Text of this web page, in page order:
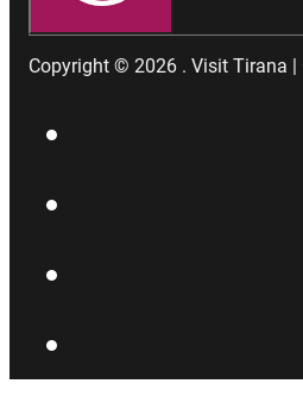
Copyright © 2026 . Visit Tirana |